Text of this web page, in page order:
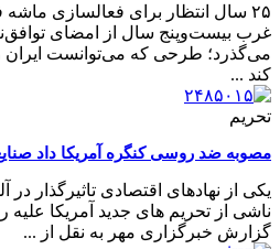
۲۵ سال انتظار برای فعالسازی
غرب بیست‌وپنج سال از امضای
می‌گذرد؛ طرحی که می‌توانست ایران
کند ...
تحریم
مصوبه ضد روسی کنگره آمریکا داد صنایع
یکی از نهادهای اقتصادی تاثیرگذار در
ناشی از تحریم های جدید آمریکا علیه
گزارش خبرگزاری مهر به نقل از ...